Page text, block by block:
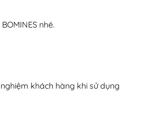
nhé.
khách hàng khi sử dụng